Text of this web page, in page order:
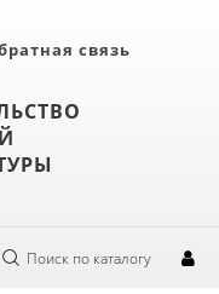
связь
Поиск по каталогу